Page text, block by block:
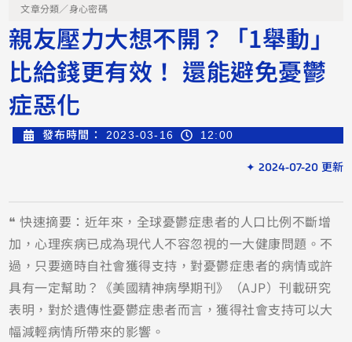
文章分類／身心密碼
親友壓力大想不開？「1舉動」
比給錢更有效！ 還能避免憂鬱
症惡化
發布時間： 2023-03-16 12:00
✦ 2024-07-20 更新
❝ 快速摘要：近年來，全球憂鬱症患者的人口比例不斷增
加，心理疾病已成為現代人不容忽視的一大健康問題。不
過，只要適時自社會獲得支持，對憂鬱症患者的病情或許
具有一定幫助？《美國精神病學期刊》（AJP）刊載研究
表明，對於遺傳性憂鬱症患者而言，獲得社會支持可以大
幅減輕病情所帶來的影響。